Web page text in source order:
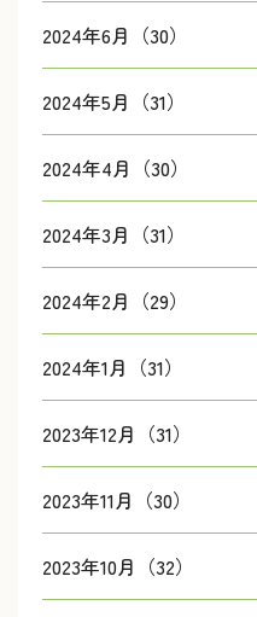
2024年6月（30）
2024年5月（31）
2024年4月（30）
2024年3月（31）
2024年2月（29）
2024年1月（31）
2023年12月（31）
2023年11月（30）
2023年10月（32）